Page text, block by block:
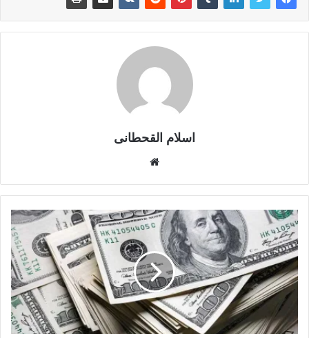
اسلام القحطانى
ق
ع
ا
ل
و
ي
ب